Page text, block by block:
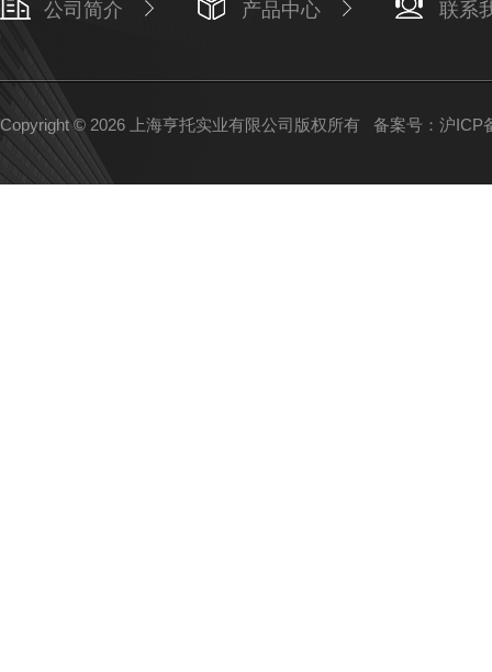
公司简介 产品中心 联系
Copyright © 2026 上海亨托实业有限公司版权所有 备案号：沪ICP